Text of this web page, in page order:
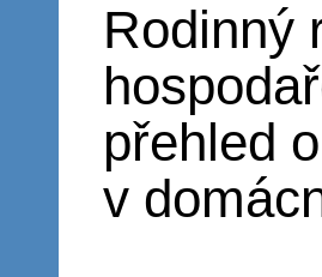
Rodinný
přehled
v